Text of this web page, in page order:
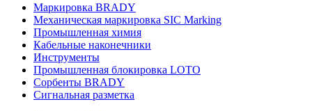
Маркировка BRADY
Механическая маркировка SIC Marking
Промышленная химия
Кабельные наконечники
Инструменты
Промышленная блокировка LOTO
Сорбенты BRADY
Сигнальная разметка